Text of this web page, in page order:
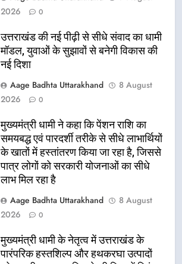
2026
0
उत्तराखंड की नई पीढ़ी से सीधे संवाद का धामी
मॉडल, युवाओं के सुझावों से बनेगी विकास की
नई दिशा
Aage Badhta Uttarakhand
8 August
2026
0
मुख्यमंत्री धामी ने कहा कि पेंशन राशि का
समयबद्ध एवं पारदर्शी तरीके से सीधे लाभार्थियों
के खातों में हस्तांतरण किया जा रहा है, जिससे
पात्र लोगों को सरकारी योजनाओं का सीधे
लाभ मिल रहा है
Aage Badhta Uttarakhand
8 August
2026
0
मुख्यमंत्री धामी के नेतृत्व में उत्तराखंड के
पारंपरिक हस्तशिल्प और हथकरघा उत्पादों